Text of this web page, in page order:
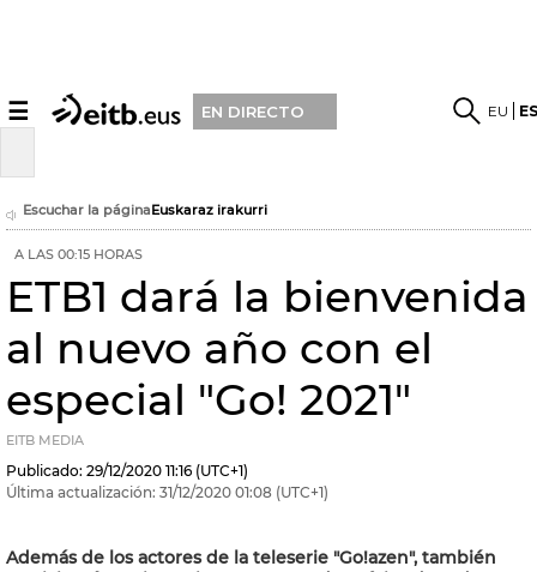
☰ EN DIRECTO EU
Escuchar la páginaEuskaraz irakurri
A LAS 00:15 HORAS
ETB1 dará la bienvenida
al nuevo año con el
especial "Go! 2021"
EITB MEDIA
Publicado: 29/12/2020 11:16 (UTC+1)
Última actualización: 31/12/2020 01:08 (UTC+1)
Además de los actores de la teleserie "Go!azen", también